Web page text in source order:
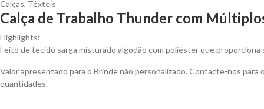
Calças, Têxteis
Calça de Trabalho Thunder com
Highlights:
Feito de tecido sarga misturado algodão com poliéster que proporciona
Valor apresentado para o Brinde não personalizado. Contacte-nos
quantidades.